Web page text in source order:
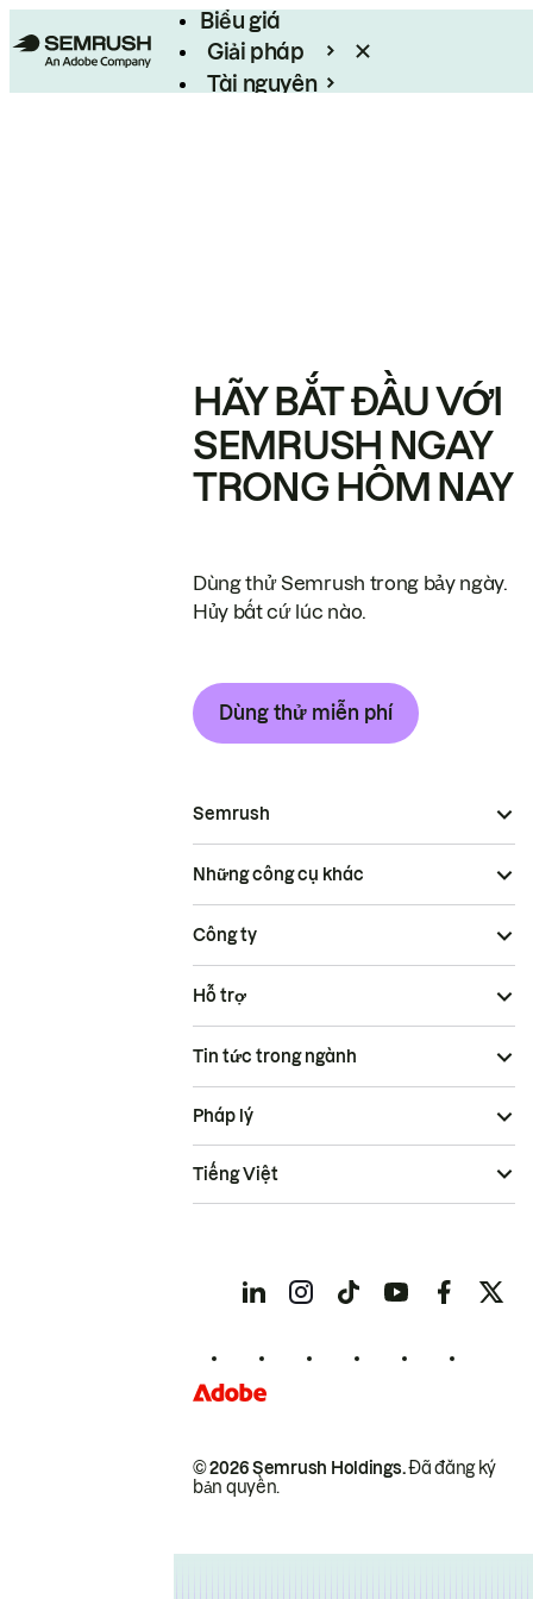
Biểu giá
Giải pháp
Tài nguyên
HÃY BẮT ĐẦU VỚI
SEMRUSH NGAY
TRONG HÔM NAY
Dùng thử Semrush trong bảy ngày.
Hủy bất cứ lúc nào.
Dùng thử miễn phí
Semrush
Những công cụ khác
Công ty
Hỗ trợ
Tin tức trong ngành
© 2026 Semrush Holdings.Đã đăng ký
bản quyền.
Pháp lý
Tiếng Việt